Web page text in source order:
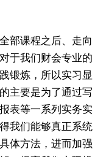
课程之后、走向
于我们财会专业的
锻炼，所以实习显
主要是为了通过写
表等一系列实务实
我们能够真正系统
体方法，进而加强